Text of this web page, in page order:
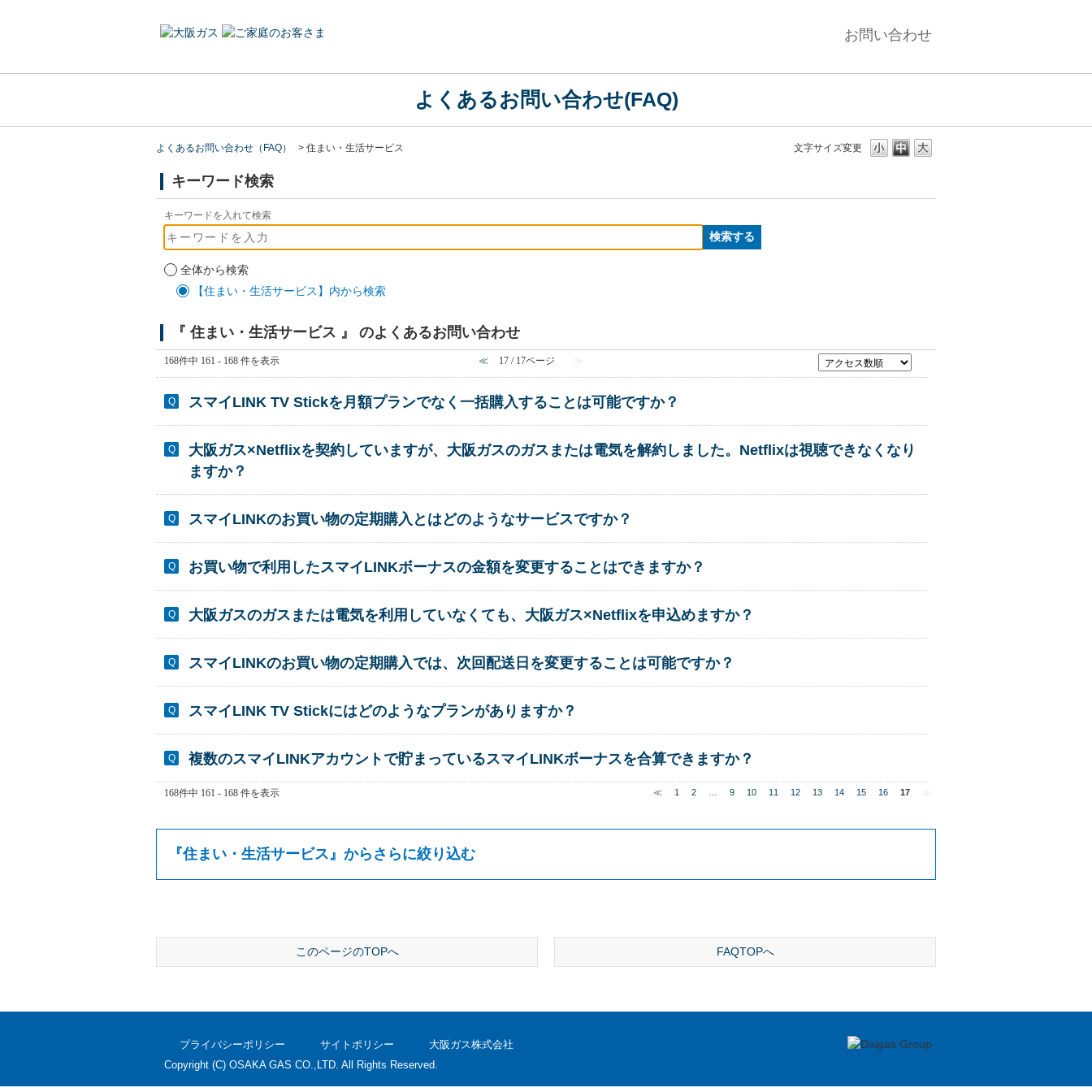
お問い合わせ
よくあるお問い合わせ(FAQ)
文字サイズ変更
よくあるお問い合わせ（FAQ） > 住まい・生活サービス
キーワード検索
キーワードを入れて検索
全体から検索
【住まい・生活サービス】内から検索
『 住まい・生活サービス 』 のよくあるお問い合わせ
168件中 161 - 168 件を表示 ≪ 17 / 17ページ ≫
スマイLINK TV Stickを月額プランでなく一括購入することは可能ですか？
大阪ガス×Netflixを契約していますが、大阪ガスのガスまたは電気を解約しました。Netflixは視聴できなくなり
ますか？
スマイLINKのお買い物の定期購入とはどのようなサービスですか？
お買い物で利用したスマイLINKボーナスの金額を変更することはできますか？
大阪ガスのガスまたは電気を利用していなくても、大阪ガス×Netflixを申込めますか？
スマイLINKのお買い物の定期購入では、次回配送日を変更することは可能ですか？
スマイLINK TV Stickにはどのようなプランがありますか？
複数のスマイLINKアカウントで貯まっているスマイLINKボーナスを合算できますか？
168件中 161 - 168 件を表示 ≪ 1 2 9 10 11 12 13 14 15 16 17
『住まい・生活サービス 』からさらに絞り込む
このページのTOPへ FAQTOPへ
プライバシーポリシー サイトポリシー
大阪ガス株式会社
Copyright (C) OSAKA GAS CO.,LTD. All Rights Reserved.